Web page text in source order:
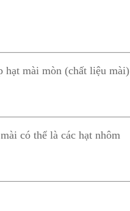
hạt mài mòn (chất liệu mài)
có thể là các hạt nhôm